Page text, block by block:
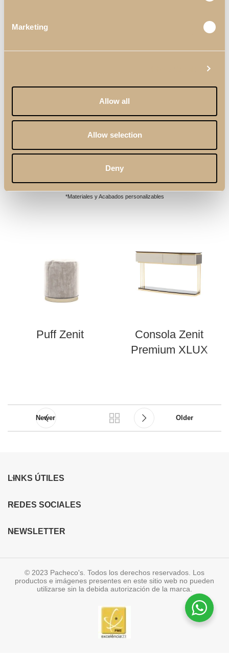
Marketing
Allow all
Allow selection
Deny
*Materiales y Acabados personalizables
Puff Zenit
Consola Zenit
Premium XLUX
Newer Older
LINKS ÚTILES
REDES SOCIALES
NEWSLETTER
© 2023 Pacheco's. Todos los derechos reservados. Los
productos e imágenes presentes en este sitio web no pueden
utilizarse sin la debida autorización de la marca.